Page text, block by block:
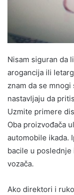
Nisam siguran da
arogancija ili
znam da se
nastavljaju da
Uzmite primere
Oba proizvođača
automobile ikada.
bacile u
vozača.
Ako direktori i